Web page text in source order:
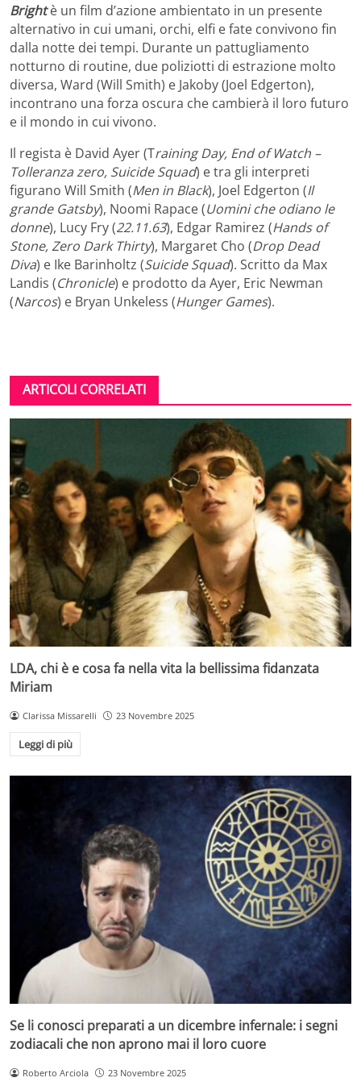
Brightè un film d’azione ambientato in un presente
alternativo in cui umani, orchi, elfi e fate convivono fin
dalla notte dei tempi. Durante un pattugliamento
notturno di routine, due poliziotti di estrazione molto
diversa, Ward (Will Smith) e Jakoby (Joel Edgerton),
incontrano una forza oscura che cambierà il loro futuro
e il mondo in cui vivono.
Il regista è David Ayer (Training Day, End of Watch –
Tolleranza zero, Suicide Squad) e tra gli interpreti
figurano Will Smith (Men in Black), Joel Edgerton (Il
grande Gatsby), Noomi Rapace (Uomini che odiano le
donne), Lucy Fry (22.11.63), Edgar Ramirez (Hands of
Stone, Zero Dark Thirty), Margaret Cho (Drop Dead
Diva) e Ike Barinholtz (Suicide Squad). Scritto da Max
Landis (Chronicle) e prodotto da Ayer, Eric Newman
(Narcos) e Bryan Unkeless (Hunger Games).
ARTICOLI CORRELATI
LDA, chi è e cosa fa nella vita la bellissima fidanzata
Miriam
Clarissa Missarelli 23 Novembre 2025
Leggi di più
Se li conosci preparati a un dicembre infernale: i segni
zodiacali che non aprono mai il loro cuore
Roberto Arciola 23 Novembre 2025